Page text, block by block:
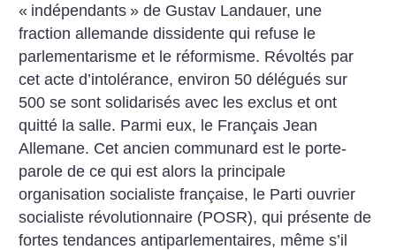
« indépendants » de Gustav Landauer, une
fraction allemande dissidente qui refuse le
parlementarisme et le réformisme. Révoltés par
cet acte d’intolérance, environ 50 délégués sur
500 se sont solidarisés avec les exclus et ont
quitté la salle. Parmi eux, le Français Jean
Allemane. Cet ancien communard est le porte-
parole de ce qui est alors la principale
organisation socialiste française, le Parti ouvrier
socialiste révolutionnaire (POSR), qui présente de
fortes tendances antiparlementaires, même s’il